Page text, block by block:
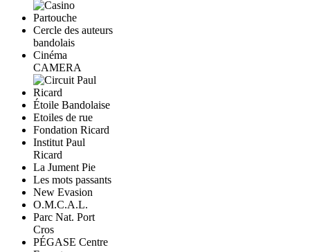
Cercle des auteurs
bandolais
Cinéma
CAMERA
Étoile Bandolaise
Etoiles de rue
Fondation Ricard
Institut Paul
Ricard
La Jument Pie
Les mots passants
New Evasion
O.M.C.A.L.
Parc Nat. Port
Cros
PÉGASE Centre